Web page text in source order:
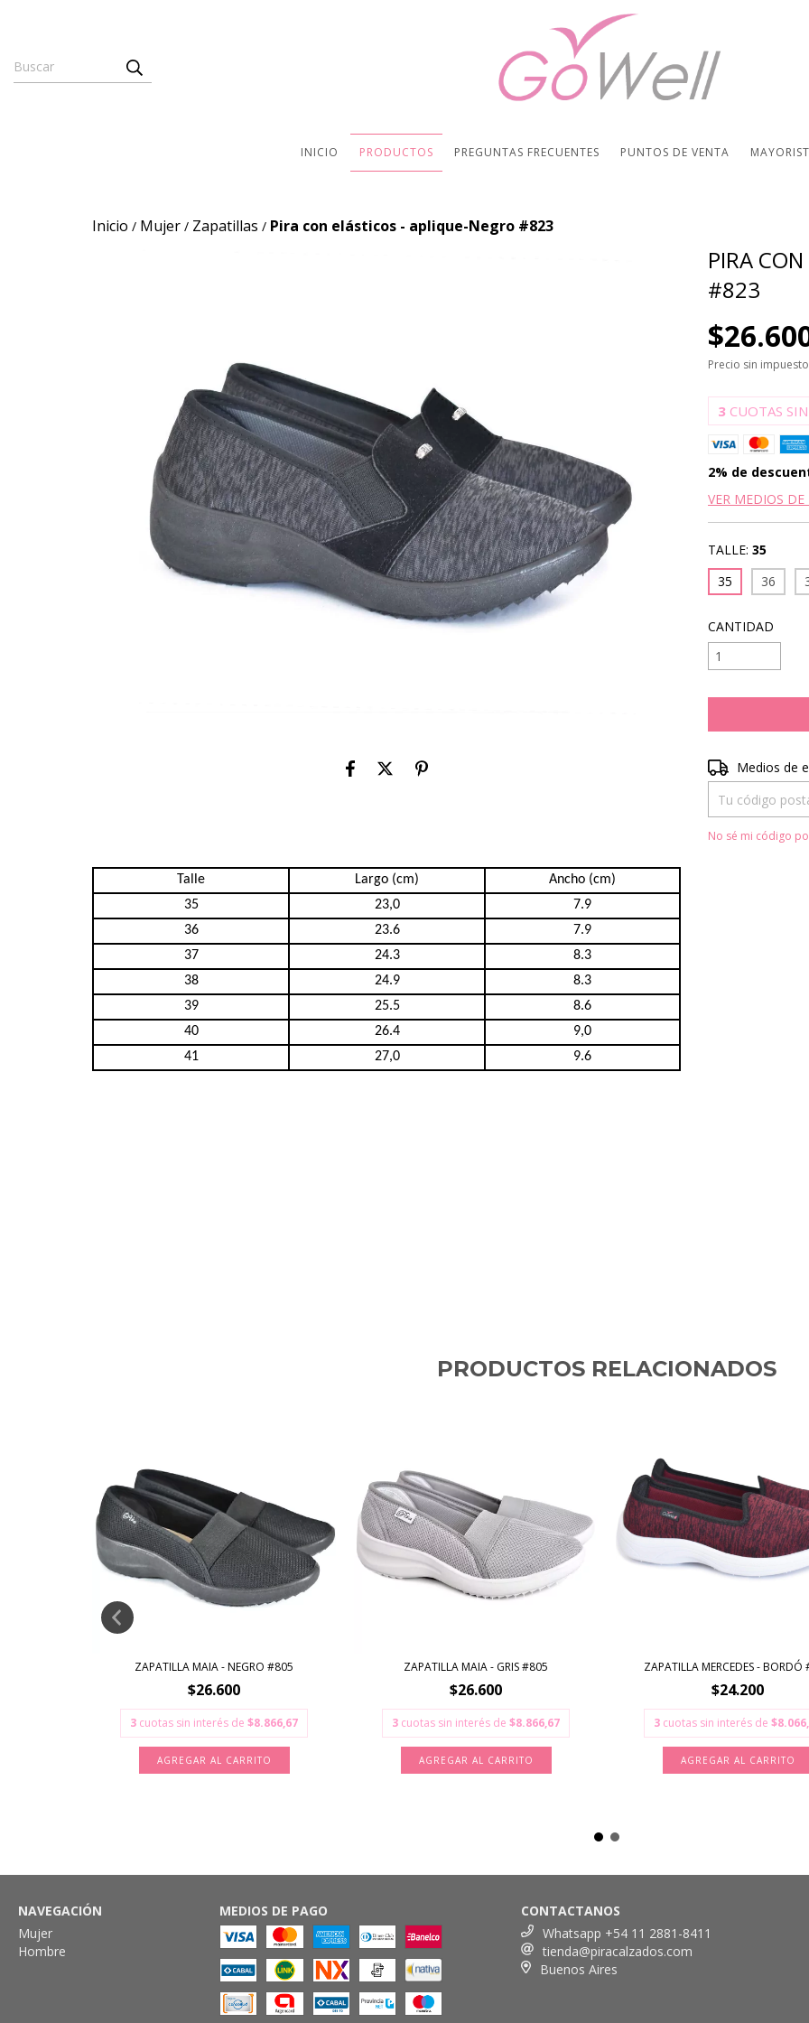
INICIO PRODUCTOS PREGUNTAS FRECUENTES PUNTOS DE VENTA
Inicio / Mujer / Zapatillas / Pira con elásticos - aplique-Negro #823
Talle Largo (cm)
Ancho (cm)
35
23,0
7.9
36
23.6
7.9
37
24.3
8.3
38
24.9
8.3
39
25.5
8.6
40
26.4
9,0
41
27,0 9.6
PIRA
#823
Precio sin
3 CUOTAS
2% de
VER MEDIOS DE
TALLE: 35
35
36
CANTIDAD
Entregas para el
Medios de
No sé mi código
PRODUCTOS RELACIONADOS
ZAPATILLA MAIA - NEGRO #805
$26.600
3 cuotas sin interés de $8.866,67
AGREGAR AL CARRITO
ZAPATILLA MAIA - GRIS #805
$26.600
3 cuotas sin interés de $8.866,67
AGREGAR AL CARRITO
ZAPATILLA MERCEDES - BORDÓ
$24.200
3 cuotas sin interés de
AGREGAR AL CARRITO
NAVEGACIÓN
Mujer
Hombre
MEDIOS DE PAGO
CONTACTANOS
Whatsapp +54 11 2881-8411
tienda@piracalzados.com
Buenos Aires